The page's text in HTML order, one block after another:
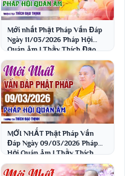
Mới nhất Phật Pháp Vấn Đáp
Ngày 11/03/2026 Pháp Hội
Quán Âm | Thầy Thích Đạo
Thịnh
MỚI NHẤT Phật Pháp Vấn
Đáp Ngày 09/03/2026 Pháp
Hội Quán Âm | Thầy Thích
Đạo Thịnh